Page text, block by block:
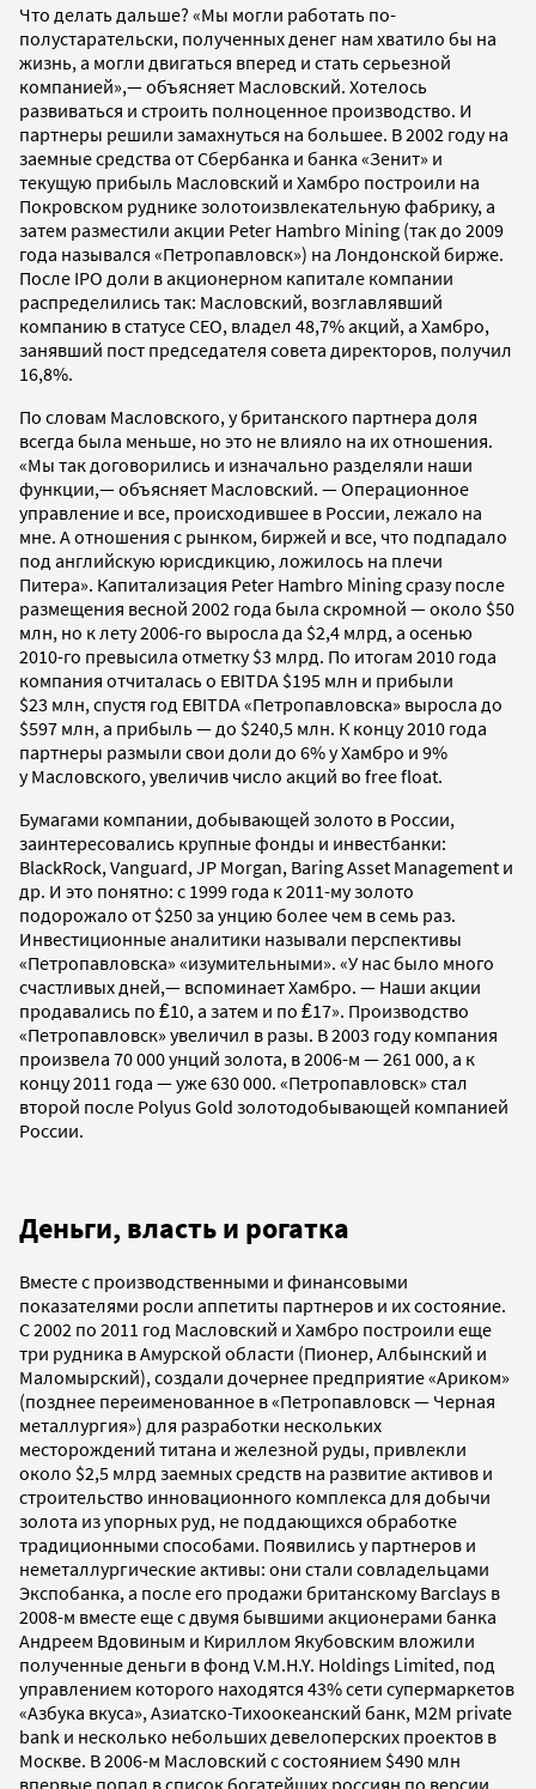
Что делать дальше? «Мы могли работать по-
полустарательски, полученных денег нам хватило бы на
жизнь, а могли двигаться вперед и стать серьезной
компанией»,— объясняет Масловский. Хотелось
развиваться и строить полноценное производство. И
партнеры решили замахнуться на большее. В 2002 году на
заемные средства от Сбербанка и банка «Зенит» и
текущую прибыль Масловский и Хамбро построили на
Покровском руднике золотоизвлекательную фабрику, а
затем разместили акции Peter Hambro Mining (так до 2009
года назывался «Петропавловск») на Лондонской бирже.
После IPO доли в акционерном капитале компании
распределились так: Масловский, возглавлявший
компанию в статусе CEO, владел 48,7% акций, а Хамбро,
занявший пост председателя совета директоров, получил
16,8%.
По словам Масловского, у британского партнера доля
всегда была меньше, но это не влияло на их отношения.
«Мы так договорились и изначально разделяли наши
функции,— объясняет Масловский. — Операционное
управление и все, происходившее в России, лежало на
мне. А отношения с рынком, биржей и все, что подпадало
под английскую юрисдикцию, ложилось на плечи
Питера». Капитализация Peter Hambro Mining сразу после
размещения весной 2002 года была скромной — около $50
млн, но к лету 2006-го выросла да $2,4 млрд, а осенью
2010-го превысила отметку $3 млрд. По итогам 2010 года
компания отчиталась о EBITDA $195 млн и прибыли
$23 млн, спустя год EBITDA «Петропавловска» выросла до
$597 млн, а прибыль — до $240,5 млн. К концу 2010 года
партнеры размыли свои доли до 6% у Хамбро и 9%
у Масловского, увеличив число акций во free float.
Бумагами компании, добывающей золото в России,
заинтересовались крупные фонды и инвестбанки:
BlackRock, Vanguard, JP Morgan, Baring Asset Management и
др. И это понятно: с 1999 года к 2011-му золото
подорожало от $250 за унцию более чем в семь раз.
Инвестиционные аналитики называли перспективы
«Петропавловска» «изумительными». «У нас было много
счастливых дней,— вспоминает Хамбро. — Наши акции
продавались по ₤10, а затем и по ₤17». Производство
«Петропавловск» увеличил в разы. В 2003 году компания
произвела 70 000 унций золота, в 2006-м — 261 000, а к
концу 2011 года — уже 630 000. «Петропавловск» стал
второй после Polyus Gold золотодобывающей компанией
России.
Деньги, власть и рогатка
Вместе с производственными и финансовыми
показателями росли аппетиты партнеров и их состояние.
С 2002 по 2011 год Масловский и Хамбро построили еще
три рудника в Амурской области (Пионер, Албынский и
Маломырский), создали дочернее предприятие «Ариком»
(позднее переименованное в «Петропавловск — Черная
металлургия») для разработки нескольких
месторождений титана и железной руды, привлекли
около $2,5 млрд заемных средств на развитие активов и
строительство инновационного комплекса для добычи
золота из упорных руд, не поддающихся обработке
традиционными способами. Появились у партнеров и
неметаллургические активы: они стали совладельцами
Экспобанка, а после его продажи британскому Barclays в
2008-м вместе еще с двумя бывшими акционерами банка
Андреем Вдовиным и Кириллом Якубовским вложили
полученные деньги в фонд V.M.H.Y. Holdings Limited, под
управлением которого находятся 43% сети супермаркетов
«Азбука вкуса», Азиатско-Тихоокеанский банк, M2M private
bank и несколько небольших девелоперских проектов в
Москве. В 2006-м Масловский с состоянием $490 млн